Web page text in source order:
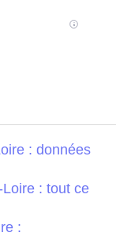
: données
: tout ce
: